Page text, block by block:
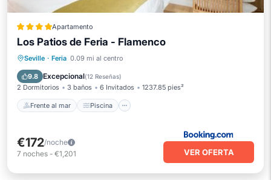
Apartamento
Los Patios de Feria - Flamenco
Seville · Feria 0.09 mi al centro
9.8 Excepcional(12 Reseñas)
2 Dormitorios 3 baños 6 Invitados 1237.85 pies²
Frente al mar Piscina
Frente al mar
Balcón/Terraza
€172/noche
7 noches - €1,201 VER OFERTA